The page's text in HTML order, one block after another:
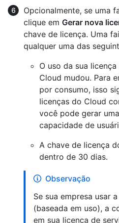
Opcionalmente, se uma
clique em Gerar nova
chave de licença. Uma
qualquer uma das
O uso da sua
Cloud mudou. Para
por consumo, isso
licenças do Cloud
você pode gerar
capacidade de
A chave de licença
dentro de 30 dias.
Observação
Se sua empresa usar
(baseada em uso), a
em sua licença de